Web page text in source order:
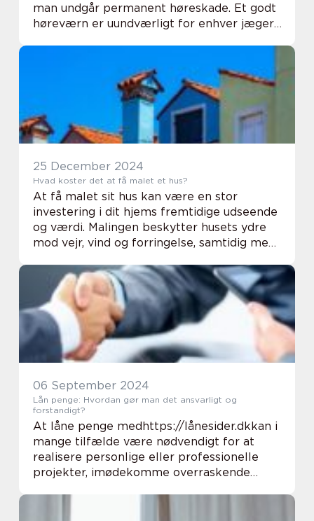
man undgår permanent høreskade. Et godt
høreværn er uundværligt for enhver jæger,
25 December 2024
Hvad koster det at få malet et hus?
At få malet sit hus kan være en stor
investering i dit hjems fremtidige udseende
og værdi. Malingen beskytter husets ydre
mod vejr, vind og forringelse, samtidig med
udseende. Men et af de første spørgsmål...
06 September 2024
Lån penge: Hvordan gør man det ansvarligt og
forstandigt?
At låne penge medhttps://lånesider.dkkan i
mange tilfælde være nødvendigt for at
realisere personlige eller professionelle
projekter, imødekomme overraskende